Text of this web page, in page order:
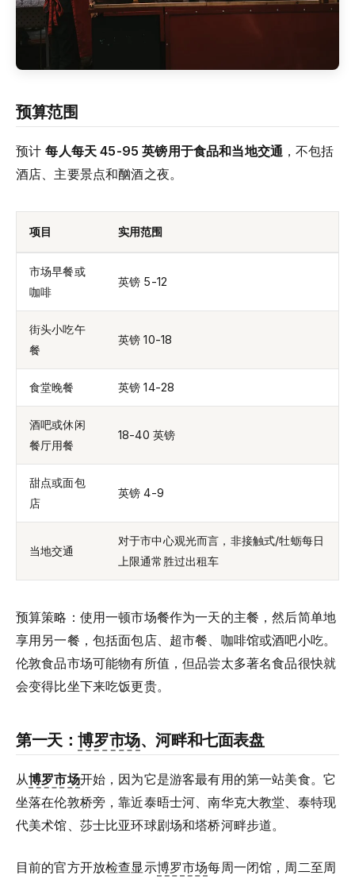
预算范围
预计每人每天 45-95 英镑用于食品和当地交通 ，不包括
酒店、主要景点和酗酒之夜。
项目 实用范围
市场早餐或
咖啡
英镑 5-12
街头小吃午
餐
英镑 10-18
食堂晚餐 英镑 14-28
酒吧或休闲
餐厅用餐
18-40 英镑
甜点或面包
店
英镑 4-9
当地交通
对于市中心观光而言，非接触式/牡蛎每日
上限通常胜过出租车
预算策略：使用一顿市场餐作为一天的主餐，然后简单地
享用另一餐，包括面包店、超市餐、咖啡馆或酒吧小吃。
伦敦食品市场可能物有所值，但品尝太多著名食品很快就
会变得比坐下来吃饭更贵。
第一天：博罗市场、河畔和七面表盘
从博罗市场开始，因为它是游客最有用的第一站美食。它
坐落在伦敦桥旁，靠近泰晤士河、南华克大教堂、泰特现
代美术馆、莎士比亚环球剧场和塔桥河畔步道。
目前的官方开放检查显示博罗市场每周一闭馆，周二至周